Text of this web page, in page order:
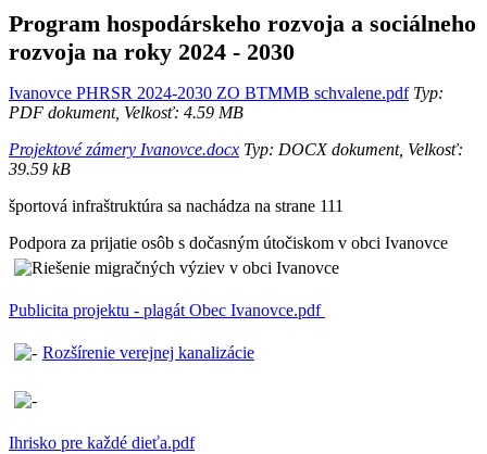
Program hospodárskeho rozvoja a sociálneho
rozvoja na roky 2024 - 2030
Ivanovce PHRSR 2024-2030 ZO BTMMB schvalene.pdfTyp:
PDF dokument, Velkosť: 4.59 MB
Projektové zámery Ivanovce.docx Typ: DOCX dokument, Velkosť:
39.59 kB
športová infraštruktúra sa nachádza na strane 111
Podpora za prijatie osôb s dočasným útočiskom v obci Ivanovce
Publicita projektu - plagát Obec Ivanovce.pdf
Rozšírenie verejnej kanalizácie
Ihrisko pre každé dieťa.pdf